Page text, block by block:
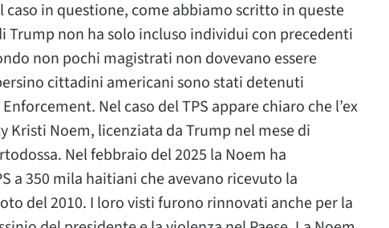
caso in questione, come abbiamo scritto in queste
Trump non ha solo incluso individui con precedenti
non pochi magistrati non dovevano essere
cittadini americani sono stati detenuti
Nel caso del TPS appare chiaro che l’ex
Kristi Noem, licenziata da Trump nel mese di
Nel febbraio del 2025 la Noem ha
a 350 mila haitiani che avevano ricevuto la
del 2010. I loro visti furono rinnovati anche per la